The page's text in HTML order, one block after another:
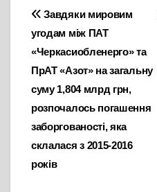
Навігація
записів
Завдяки мировим
угодам між ПАТ
«Черкасиобленерго» та
ПрАТ «Азот» на загальну
суму 1,804 млрд грн,
розпочалось погашення
заборгованості, яка
склалася з 2015-2016
років